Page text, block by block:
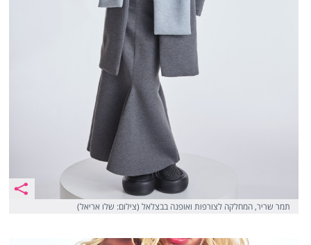
תמר שריר, המחלקה לצורפות ואופנה בבצלאל (צילום: שלו אריאל)